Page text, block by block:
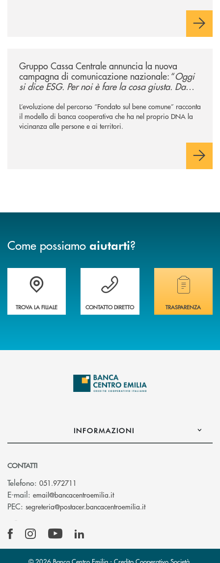
Gruppo Cassa Centrale annuncia la nuova
campagna di comunicazione nazionale: “Oggi
si dice ESG. Per noi è fare la cosa giusta. Da
L’evoluzione del percorso “Fondato sul bene comune” racconta
il modello di banca cooperativa che ha nel proprio DNA la
vicinanza alle persone e ai territori.
Come possiamo aiutarti?
Accedi all' elenco completo delle filiali
TROVA LA FILIALE
Vuoi avere maggiori informazioni sulla
CONTATTO DIRETTO
Hai bisogno di
TRASPARENZA
INFORMAZIONI
CONTATTI
Telefono: 051.972711
E-mail: email@bancacentroemilia.it(si apre l’app di posta
PEC: segreteria@postacer.bancacentroemilia.it(si apre l’app di
© 2026 Banca Centro Emilia - Credito Cooperativo Società